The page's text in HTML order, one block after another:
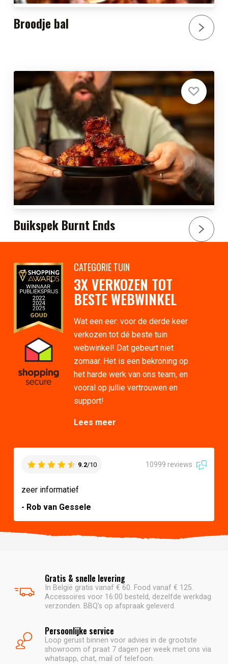
Broodje bal
Buikspek Burnt Ends
CATEGORIE TUIN
3X VERKOZEN TOT
BESTE WEBWINKEL
Wat een eer: voor de derde keer
verkozen tot dé beste tuin
webwinkel! Dat gebeurt niet
zomaar. Het is een bekroning op
het harde werk van ons team, en
vooral op jullie vertrouwen en
support!
Lees meer
9.2/10 10999 reviews
zeer informatief
- Rob van Gessele
Gratis & snelle levering
In België gratis vanaf € 60. Food vanaf € 125.
Accessoires voor 16:00 besteld, dezelfde werkdag
verzonden. BBQ's op afspraak geleverd.
Persoonlijke service
Loop gerust binnen voor advies in de grootste
showroom of praat 7 dagen per week met ons via
whatsapp, chat, mail of telefoon.